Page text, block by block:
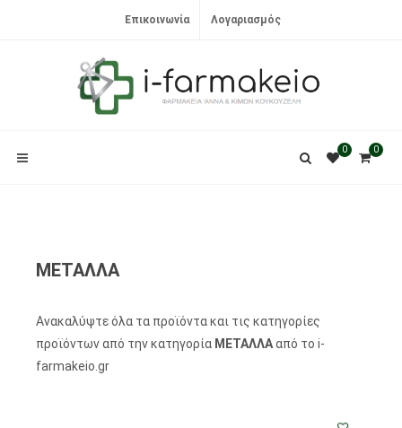
Επικοινωνία Λογαριασμός
0
0
ΜΕΤΑΛΛΑ
Ανακαλύψτε όλα τα προϊόντα και τις κατηγορίες
προϊόντων από την κατηγορία ΜΕΤΑΛΛΑαπό το i-
farmakeio.gr